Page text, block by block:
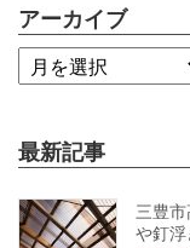
アーカイブ
最新記事
三豊
や釘浮